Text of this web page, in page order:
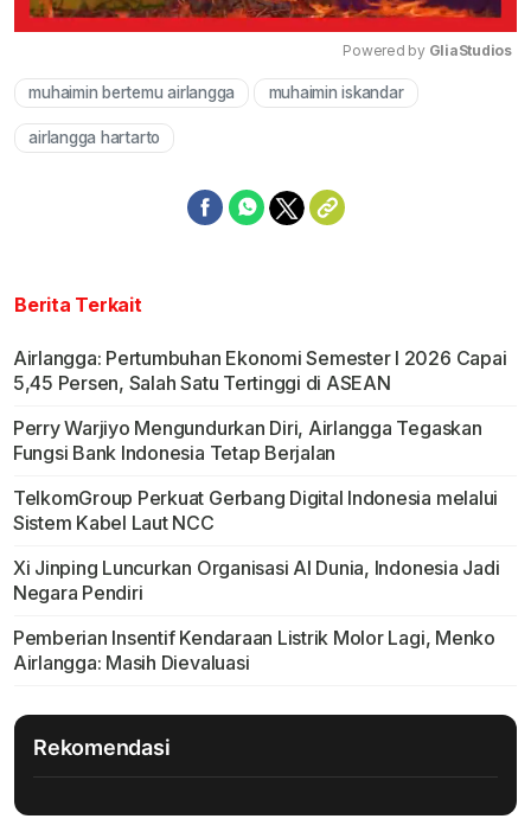
Powered by GliaStudios
muhaimin bertemu airlangga muhaimin iskandar
airlangga hartarto
Berita Terkait
Airlangga: Pertumbuhan Ekonomi Semester I 2026 Capai
5,45 Persen, Salah Satu Tertinggi di ASEAN
Perry Warjiyo Mengundurkan Diri, Airlangga Tegaskan
Fungsi Bank Indonesia Tetap Berjalan
TelkomGroup Perkuat Gerbang Digital Indonesia melalui
Sistem Kabel Laut NCC
Xi Jinping Luncurkan Organisasi AI Dunia, Indonesia Jadi
Negara Pendiri
Pemberian Insentif Kendaraan Listrik Molor Lagi, Menko
Airlangga: Masih Dievaluasi
Rekomendasi